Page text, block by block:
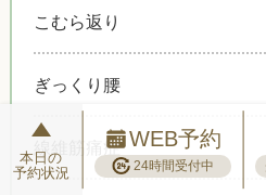
こむら返り
ぎっくり腰
線維筋痛症
本日の
予約状況
WEB予約
24時間受付中